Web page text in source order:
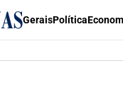
GeraisPolítica